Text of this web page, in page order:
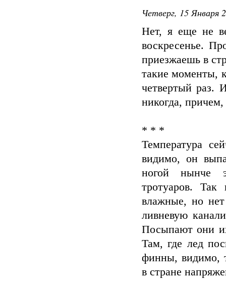
Четверг, 15 Января
Нет, я еще не
воскресенье.
приезжаешь в
такие моменты,
четвертый раз.
никогда,
* * *
Температура
видимо, он
ногой нынче
тротуаров.
влажные, но нет
ливневую
Посыпают они
Там, где лед
финны, видимо,
в стране